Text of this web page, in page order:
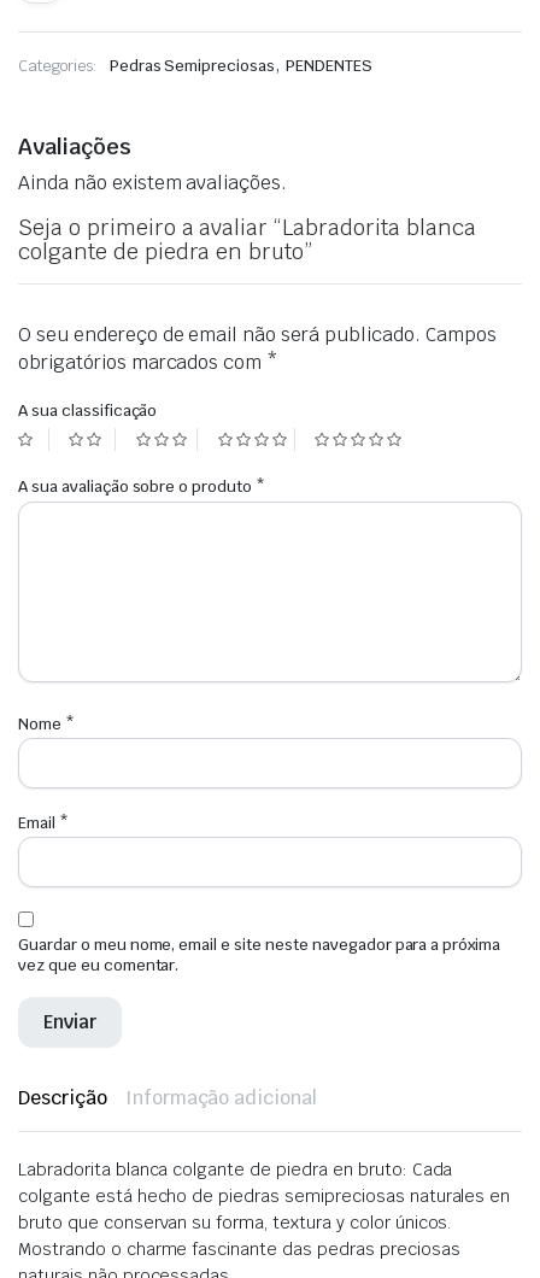
en
bruto
Categories: Pedras Semipreciosas,PENDENTES
Avaliações
Ainda não existem avaliações.
Seja o primeiro a avaliar “Labradorita blanca
colgante de piedra en bruto”
O seu endereço de email não será publicado. Campos
obrigatórios marcados com *
A sua classificação
A sua avaliação sobre o produto *
Nome *
Email *
Guardar o meu nome, email e site neste navegador para a próxima
vez que eu comentar.
Descrição Informação adicional
Labradorita blanca colgante de piedra en bruto: Cada
colgante está hecho de piedras semipreciosas naturales en
bruto que conservan su forma, textura y color únicos.
Mostrando o charme fascinante das pedras preciosas